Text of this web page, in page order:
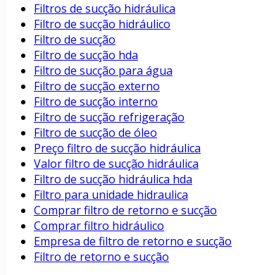
Filtros de sucção hidráulica
Filtro de sucção hidráulico
Filtro de sucção
Filtro de sucção hda
Filtro de sucção para água
Filtro de sucção externo
Filtro de sucção interno
Filtro de sucção refrigeração
Filtro de sucção de óleo
Preço filtro de sucção hidráulica
Valor filtro de sucção hidráulica
Filtro de sucção hidráulica hda
Filtro para unidade hidraulica
Comprar filtro de retorno e sucção
Comprar filtro hidráulico
Empresa de filtro de retorno e sucção
Filtro de retorno e sucção